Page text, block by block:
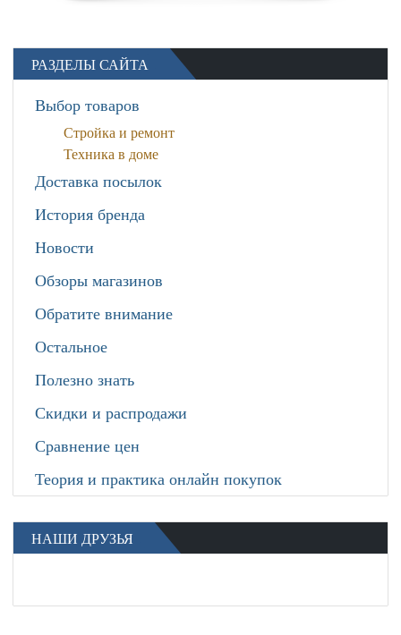
РАЗДЕЛЫ САЙТА
Выбор товаров
Стройка и ремонт
Техника в доме
Доставка посылок
История бренда
Новости
Обзоры магазинов
Обратите внимание
Остальное
Полезно знать
Скидки и распродажи
Сравнение цен
Теория и практика онлайн покупок
НАШИ ДРУЗЬЯ